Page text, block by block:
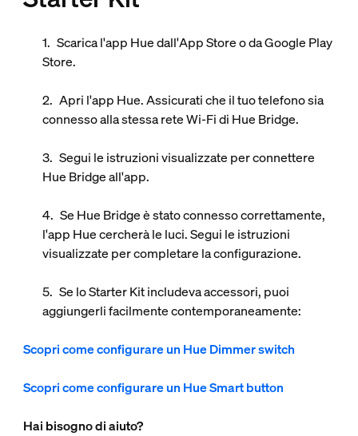
Scarica l'app Hue dall'App Store o da Google Play
Store.
Apri l'app Hue. Assicurati che il tuo telefono sia
connesso alla stessa rete Wi-Fi di Hue Bridge.
Segui le istruzioni visualizzate per connettere
Hue Bridge all'app.
Se Hue Bridge è stato connesso correttamente,
l'app Hue cercherà le luci. Segui le istruzioni
visualizzate per completare la configurazione.
Se lo Starter Kit includeva accessori, puoi
aggiungerli facilmente contemporaneamente:
Scopri come configurare un Hue Dimmer switch
Scopri come configurare un Hue Smart button
Hai bisogno di aiuto?